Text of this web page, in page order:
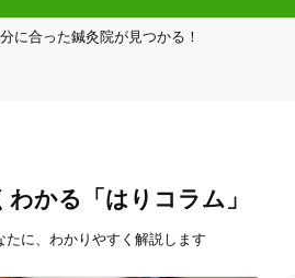
往療あり
に合った鍼灸院が見つかる！
かる「はりコラム」
たに、わかりやすく解説します